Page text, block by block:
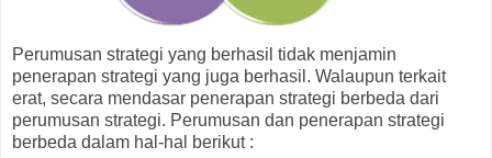
Perumusan strategi yang berhasil tidak menjamin
penerapan strategi yang juga berhasil. Walaupun terkait
erat, secara mendasar penerapan strategi berbeda dari
perumusan strategi. Perumusan dan penerapan strategi
berbeda dalam hal-hal berikut :